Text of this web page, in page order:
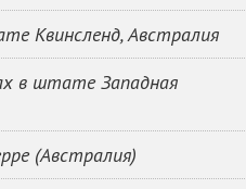
Квинсленд, Австралия
в штате Западная
(Австралия)